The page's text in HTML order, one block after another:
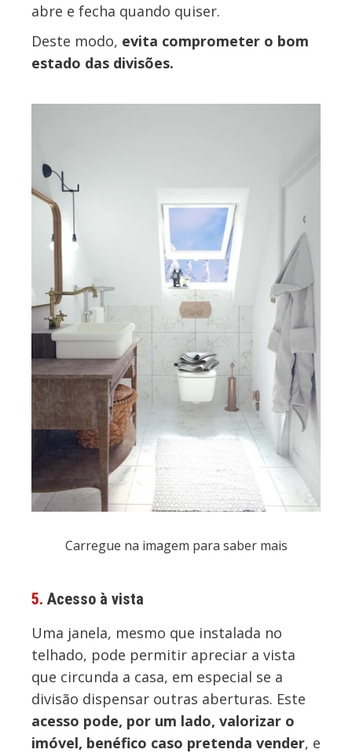
abre e fecha quando quiser.
Deste modo, evita comprometer o bom
estado das divisões.
Carregue na imagem para saber mais
5. Acesso à vista
Uma janela, mesmo que instalada no
telhado, pode permitir apreciar a vista
que circunda a casa, em especial se a
divisão dispensar outras aberturas. Este
acesso pode, por um lado, valorizar o
imóvel, benéfico caso pretenda vender, e